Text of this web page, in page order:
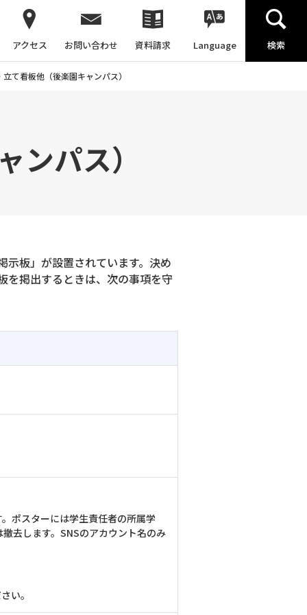
アクセス お問い合わせ 資料請求 Language 検索
て看板他（後楽園キャンパス）
パス）
板」が設置されています。決め
を掲出するときは、次の事項を守
ポスターには学生責任者の所属学
去します。SNSのアカウント名のみ
い。